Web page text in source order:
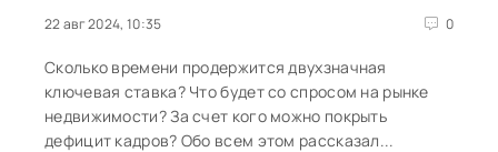
22 авг 2024, 10:35 0
Сколько времени продержится двухзначная
ключевая ставка? Что будет со спросом на рынке
недвижимости? За счет кого можно покрыть
дефицит кадров? Обо всем этом рассказал...